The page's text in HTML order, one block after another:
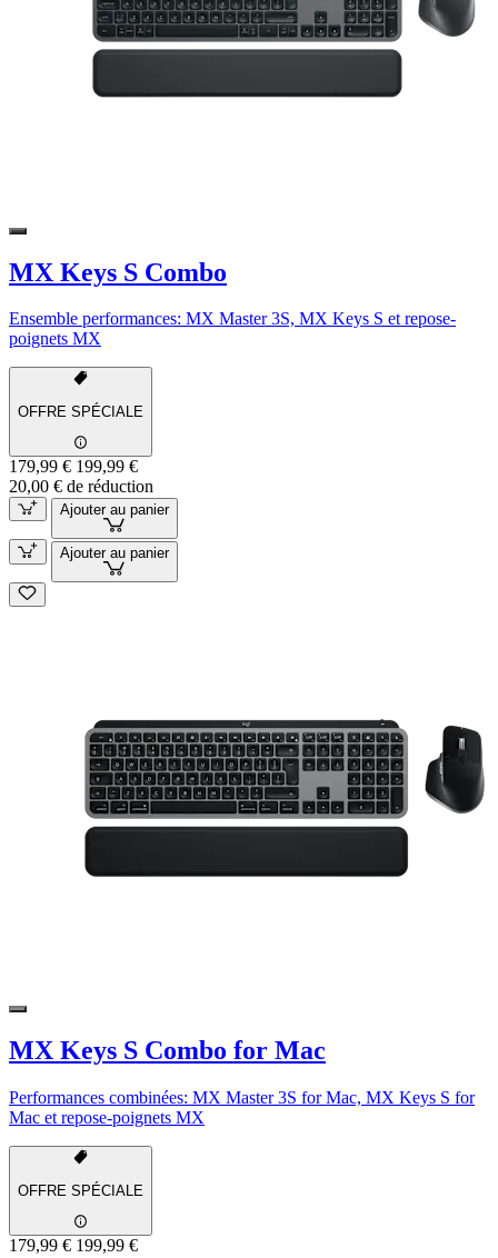
MX Keys S Combo
Ensemble performances: MX Master 3S, MX Keys S et repose-
poignets MX
OFFRE SPÉCIALE
179,99 € 199,99 €
20,00 € de réduction
Ajouter au panier
Ajouter au panier
MX Keys S Combo for Mac
Performances combinées: MX Master 3S for Mac, MX Keys S for
Mac et repose-poignets MX
OFFRE SPÉCIALE
179,99 € 199,99 €